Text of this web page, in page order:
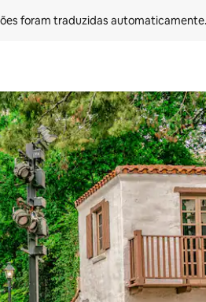
foram traduzidas automaticamente.
seta para cima e para baixo do